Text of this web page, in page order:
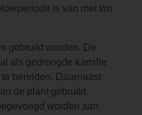
is van mei t/m
gebruikt worden. De
als gedroogde kamille
bereiden. Daarnaast
de plant gebruikt.
worden aan